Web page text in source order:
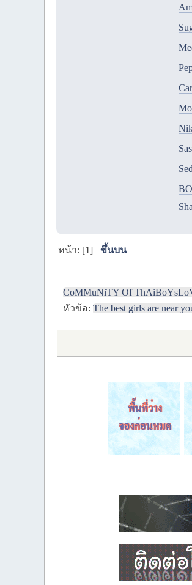
หน้า: [1]ขึ้นบน
CoMMuNiTY Of
หัวข้อ:The best girls are near